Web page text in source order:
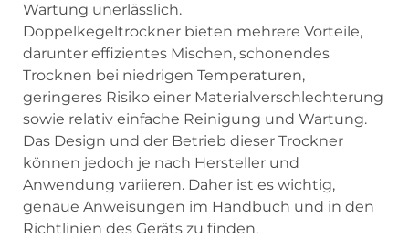
Wartung unerlässlich.
Doppelkegeltrockner bieten mehrere Vorteile,
darunter effizientes Mischen, schonendes
Trocknen bei niedrigen Temperaturen,
geringeres Risiko einer Materialverschlechterung
sowie relativ einfache Reinigung und Wartung.
Das Design und der Betrieb dieser Trockner
können jedoch je nach Hersteller und
Anwendung variieren. Daher ist es wichtig,
genaue Anweisungen im Handbuch und in den
Richtlinien des Geräts zu finden.